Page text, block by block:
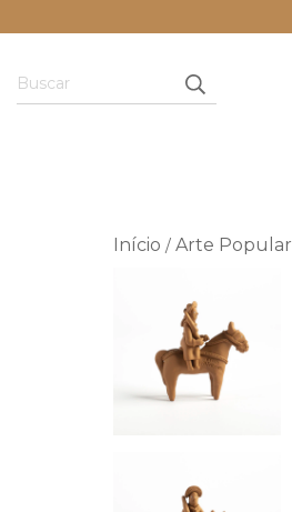
Início / Arte Popular